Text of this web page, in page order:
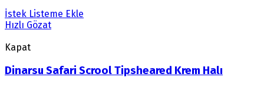
İstek Listeme Ekle
Hızlı Gözat
Kapat
Dinarsu Safari Scrool Tipsheared Krem Halı